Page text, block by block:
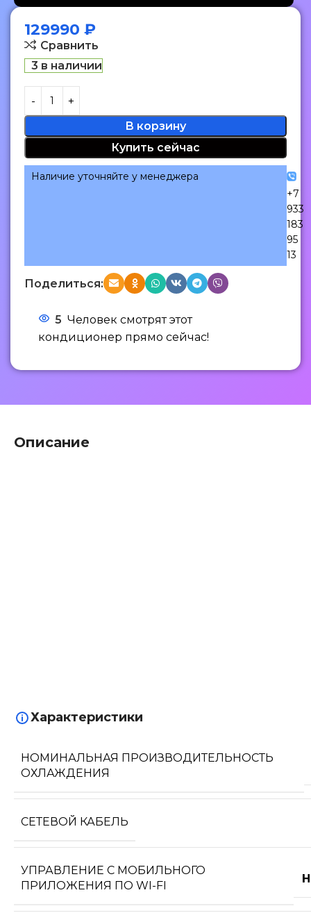
129990 ₽
Сравнить
3 в наличии
В корзину
Купить сейчас
Наличие уточняйте у менеджера
+7
933
183
95
13
Поделиться:
5 Человек смотрят этот
кондиционер прямо сейчас!
Описание
Характеристики
НОМИНАЛЬНАЯ ПРОИЗВОДИТЕЛЬНОСТЬ
ОХЛАЖДЕНИЯ
СЕТЕВОЙ КАБЕЛЬ
УПРАВЛЕНИЕ C МОБИЛЬНОГО
ПРИЛОЖЕНИЯ ПО WI-FI